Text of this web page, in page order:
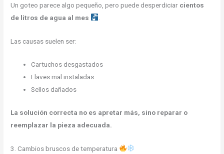
Un goteo parece algo pequeño, pero puede desperdiciar cientos
de litros de agua al mes
Las causas suelen ser:
Cartuchos desgastados
Llaves mal instaladas
Sellos dañados
La solución correcta no es apretar más, sino reparar o
reemplazar la pieza adecuada.
3. Cambios bruscos de temperatura